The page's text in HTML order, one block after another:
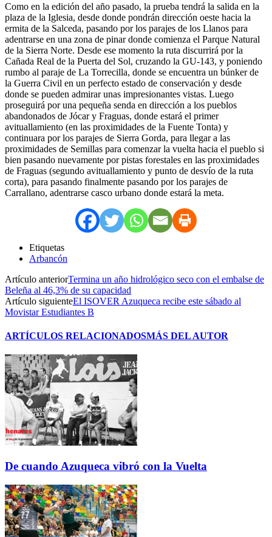
Como en la edición del año pasado, la prueba tendrá la salida en la
plaza de la Iglesia, desde donde pondrán dirección oeste hacia la
ermita de la Salceda, pasando por los parajes de los Llanos para
adentrarse en una zona de pinar donde comienza el Parque Natural
de la Sierra Norte. Desde ese momento la ruta discurrirá por la
Cañada Real de la Puerta del Sol, cruzando la GU-143, y poniendo
rumbo al paraje de La Torrecilla, donde se encuentra un búnker de
la Guerra Civil en un perfecto estado de conservación y desde
donde se pueden admirar unas impresionantes vistas. Luego
proseguirá por una pequeña senda en dirección a los pueblos
abandonados de Jócar y Fraguas, donde estará el primer
avituallamiento (en las proximidades de la Fuente Tonta) y
continuara por los parajes de Sierra Gorda, para llegar a las
proximidades de Semillas para comenzar la vuelta hacia el pueblo si
bien pasando nuevamente por pistas forestales en las proximidades
de Fraguas (segundo avituallamiento y punto de desvío de la ruta
corta), para pasando finalmente pasando por los parajes de
Carrallano, adentrarse casco urbano donde estará la meta.
Etiquetas
Arbancón
Artículo anteriorTermina un año hidrológico seco con el embalse de
Beleña al 46,3% de su capacidad
Artículo siguienteEl ISOVER Azuqueca recibe este sábado al
Movistar Estudiantes B
ARTÍCULOS RELACIONADOSMÁS DEL AUTOR
De cuando Azuqueca vibró con la Vuelta